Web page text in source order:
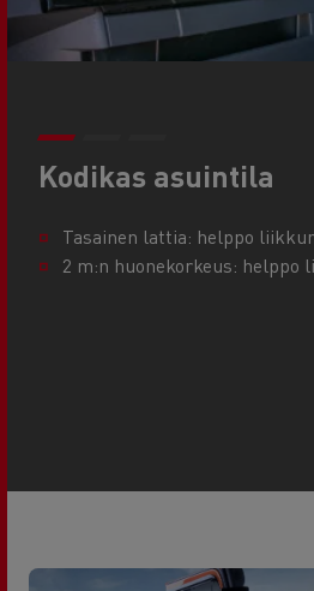
Kodikas asuintila
Tasainen lattia: helppo
2 m:n huonekorkeus: helppo